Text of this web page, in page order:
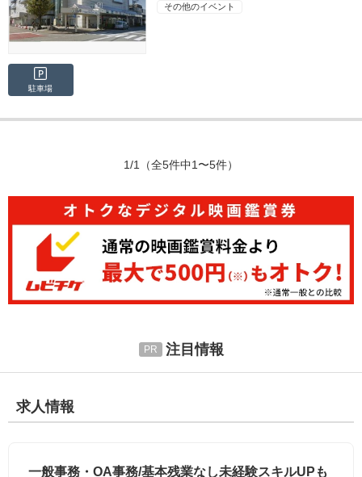
その他のイベント
駐車場
1/1 （全5件中1〜5件）
注目情報
求人情報
一般事務・OA事務/基本残業なし未経験スキルUPも